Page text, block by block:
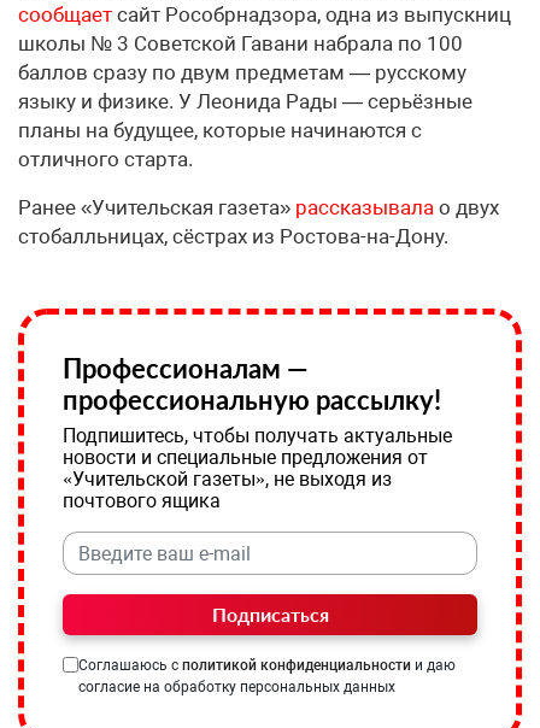
сообщает сайт Рособрнадзора, одна из выпускниц
школы № 3 Советской Гавани набрала по 100
баллов сразу по двум предметам — русскому
языку и физике. У Леонида Рады — серьёзные
планы на будущее, которые начинаются с
отличного старта.
Ранее «Учительская газета» рассказывала о двух
стобалльницах, сёстрах из Ростова-на-Дону.
Профессионалам —
профессиональную рассылку!
Подпишитесь, чтобы получать актуальные
новости и специальные предложения от
«Учительской газеты», не выходя из
почтового ящика
Подписаться
Соглашаюсь с политикой конфиденциальности и даю
согласие на обработку персональных данных